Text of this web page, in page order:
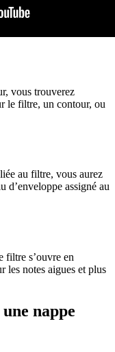
vous trouverez
le filtre, un contour, ou
au filtre, vous aurez
d’enveloppe assigné au
filtre s’ouvre en
les notes aigues et plus
nappe